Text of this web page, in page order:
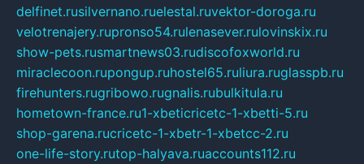
delfinet.rusilvernano.ruelestal.ruvektor-doroga.ru
velotrenajery.rupronso54.rulenasever.rulovinskix.ru
show-pets.rusmartnews03.rudiscofoxworld.ru
miraclecoon.rupongup.ruhostel65.ruliura.ruglasspb.ru
firehunters.rugribowo.rugnalis.rubulkitula.ru
hometown-france.ru1-xbeticricetc-1-xbetti-5.ru
shop-garena.rucricetc-1-xbetr-1-xbetcc-2.ru
one-life-story.rutop-halyava.ruaccounts112.ru